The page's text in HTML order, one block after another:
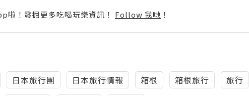
！發掘更多吃喝玩樂資訊！ Follow 我哋 ！
日本旅行團 日本旅行情報 箱根 箱根旅行
旅行